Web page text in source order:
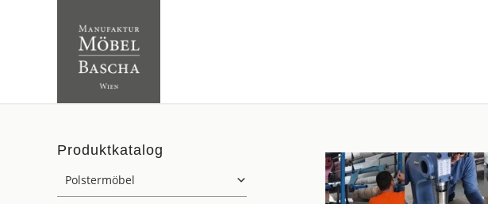
Produktkatalog
Polstermöbel